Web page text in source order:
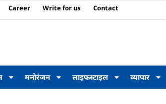
Career Write for us Contact
मनोरंजन लाइफस्टाइल व्यापार